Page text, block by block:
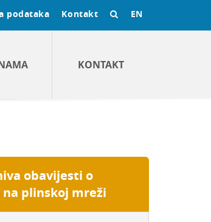
podataka Kontakt EN
KONTAKT
obavijesti o
plinskoj mreži